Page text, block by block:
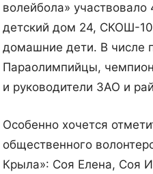
волейбола»
детский дом 24, СКОШ-
домашние дети. В числе
Параолимпийцы,
и руководители ЗАО и
Особенно хочется
общественного
Крыла»: Соя Елена, Соя